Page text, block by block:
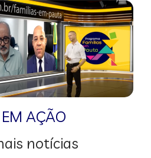
AÇÃO
notícias